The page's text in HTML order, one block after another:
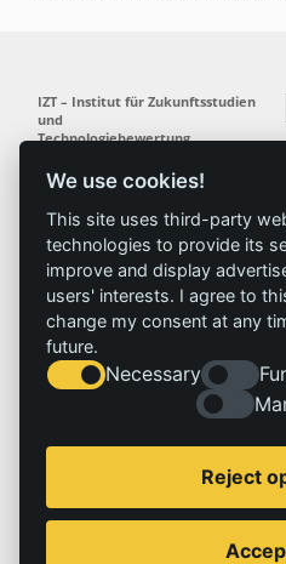
We use cookies!
This site uses third-party
technologies to provide its
improve and display
users' interests. I agree to
change my consent at any
future.
Necessary
Reject
IZT – Institut für Zukunftsstudien
und
Technologiebewertung
Busseallee 1 · 14163 Berlin
info@izt.de| www.izt.de
Institut
Profil
Team
Gremien
Forschung
Forschungsfelder
Referenz
Stellenangebote
Impressum
Impressum